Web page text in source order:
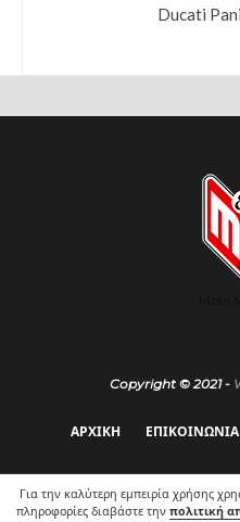
Για την καλύτερη εμπειρία χρήσης
πληροφορίες διαβάστε την πολιτική
Ducati
Copyright © 2021 -
ΑΡΧΙΚΗ ΕΠΙΚΟΙΝΩΝΙΑ